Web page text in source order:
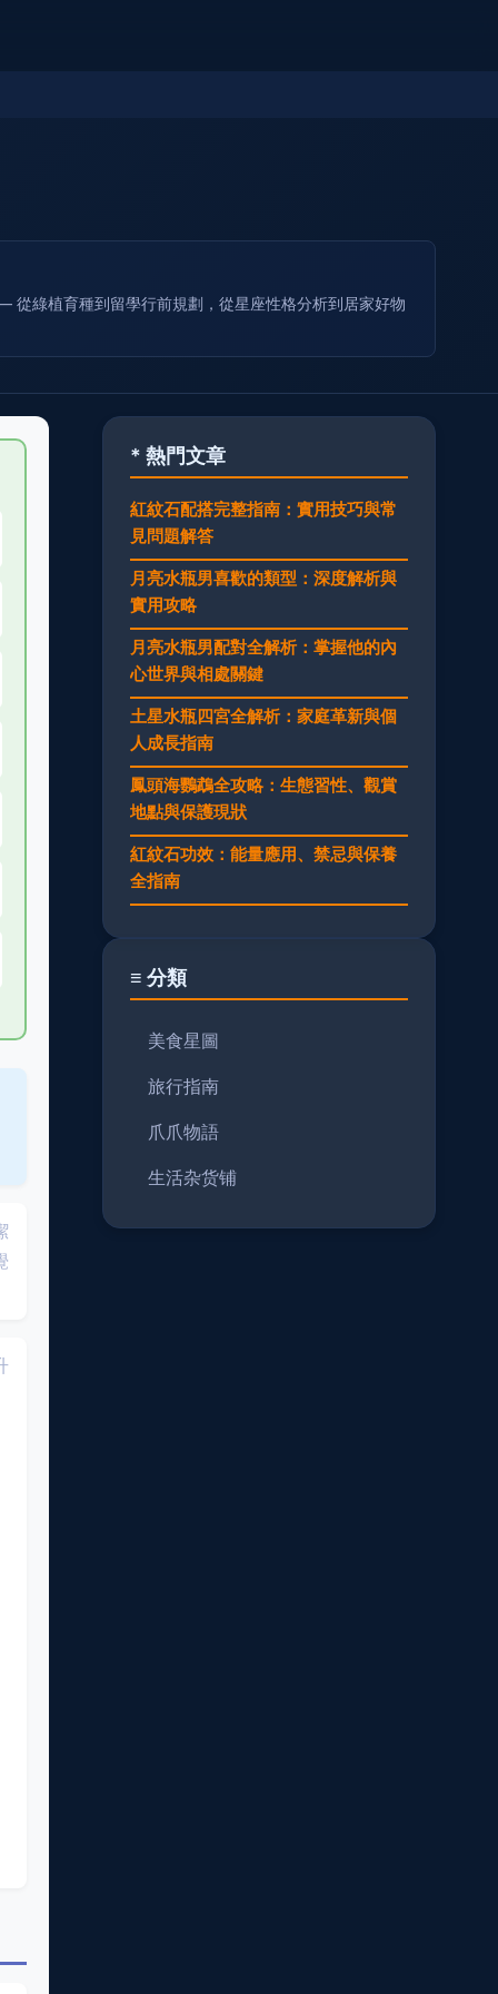
綠植育種到留學行前規劃，從星座性格分析到居家好物
* 熱門文章
紅紋石配搭完整指南：實用技巧與常
見問題解答
月亮水瓶男喜歡的類型：深度解析與
實用攻略
月亮水瓶男配對全解析：掌握他的內
心世界與相處關鍵
土星水瓶四宮全解析：家庭革新與個
人成長指南
鳳頭海鸚鵡全攻略：生態習性、觀賞
地點與保護現狀
紅紋石功效：能量應用、禁忌與保養
全指南
≡ 分類
美食星圖
旅行指南
爪爪物語
生活杂货铺